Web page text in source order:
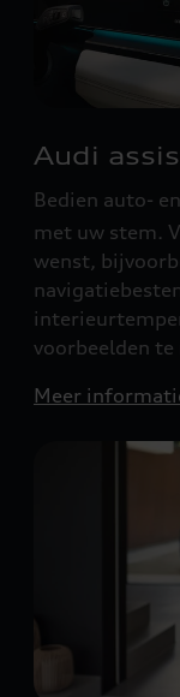
Audi
Bedien auto-
met uw stem.
wenst,
voorbeelden te
Meer